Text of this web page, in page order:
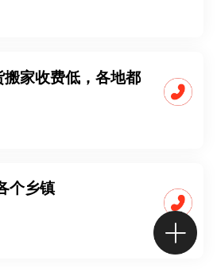
搬家收费低，各地都
便宜各地都跑
个乡镇